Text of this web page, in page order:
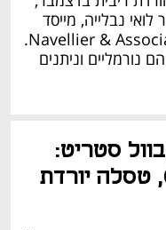
ייתכן שנסיים את השנה גבוה", אמר לואי נבלייה, מייסד
נאסד"ק נחלש ב-0.8%, טסלה יורדת